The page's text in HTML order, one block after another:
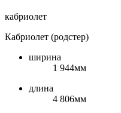
кабриолет
Кабриолет (родстер)
ширина
1 944мм
длина
4 806мм